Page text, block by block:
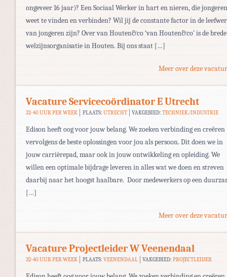
ongeveer 16 jaar)? Een Sociaal Werker in hart en nieren, die jongeren
weet te vinden en verbinden? Wil jij de constante factor in de
van jongeren zijn? Over van Houten&co ‘van Houten&co’ is de brede
welzijnsorganisatie in Houten. Bij ons staat […]
Meer over deze
Vacature Servicecoördinator E Utrecht
32-40 UUR PER WEEK PLAATS: UTRECHT VAKGEBIED:TECHNIEK/INDUSTRIE
Edison heeft oog voor jouw belang. We zoeken verbinding en creëren
vervolgens de beste oplossingen voor jou als persoon. Dit doen we in
jouw carrièrepad, maar ook in jouw ontwikkeling en opleiding. We
willen een optimale bijdrage leveren in alles wat we doen en streven
daarbij naar het hoogst haalbare. Door medewerkers op een
[…]
Meer over deze
Vacature Projectleider W Veenendaal
32-40 UUR PER WEEK PLAATS: VEENENDAAL VAKGEBIED:PROJECTLEIDER